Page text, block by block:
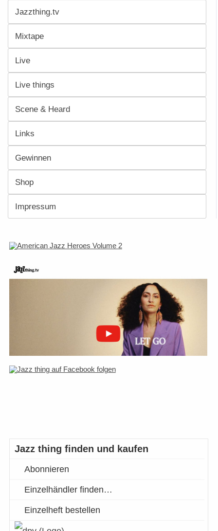
Jazzthing.tv
Mixtape
Live
Live things
Scene & Heard
Links
Gewinnen
Shop
Impressum
Jazz thing finden und kaufen
Abonnieren
Einzelhändler finden…
Einzelheft bestellen